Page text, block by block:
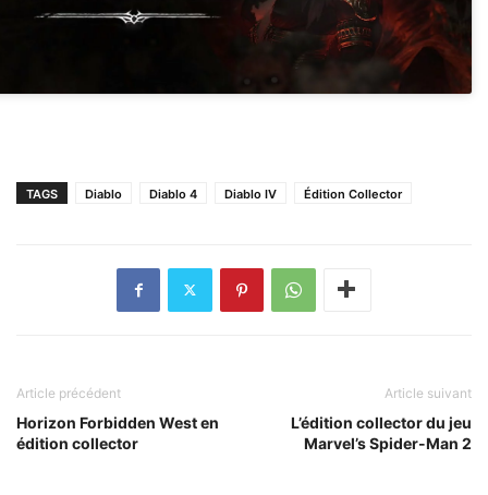
TAGS Diablo Diablo 4 Diablo IV Édition Collector
Article précédent
Horizon Forbidden West en
édition collector
Article suivant
L’édition collector du jeu
Marvel’s Spider-Man 2